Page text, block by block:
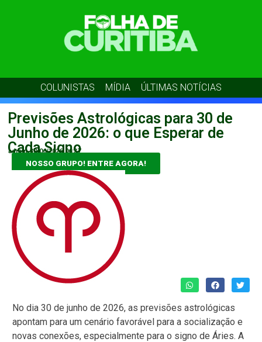
COLUNISTAS MÍDIA ÚLTIMAS NOTÍCIAS
Previsões Astrológicas para 30 de
Junho de 2026: o que Esperar de
Cada Signo
admin 30/06/2026 06:37
NOSSO GRUPO! ENTRE AGORA!
No dia 30 de junho de 2026, as previsões astrológicas
apontam para um cenário favorável para a socialização e
novas conexões, especialmente para o signo de Áries. A